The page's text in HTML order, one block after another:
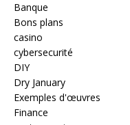
Banque
Bons plans
casino
cybersecurité
DIY
Dry January
Exemples d'œuvres
Finance